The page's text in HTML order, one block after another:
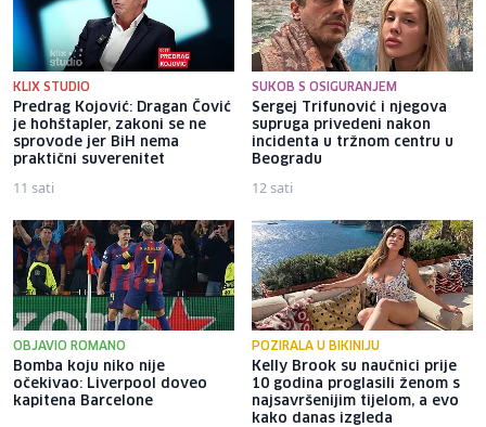
KLIX STUDIO
Predrag Kojović: Dragan Čović
je hohštapler, zakoni se ne
sprovode jer BiH nema
praktični suverenitet
11 sati
SUKOB S OSIGURANJEM
Sergej Trifunović i njegova
supruga privedeni nakon
incidenta u tržnom centru u
Beogradu
12 sati
OBJAVIO ROMANO
Bomba koju niko nije
očekivao: Liverpool doveo
kapitena Barcelone
POZIRALA U BIKINIJU
Kelly Brook su naučnici prije
10 godina proglasili ženom s
najsavršenijim tijelom, a evo
kako danas izgleda